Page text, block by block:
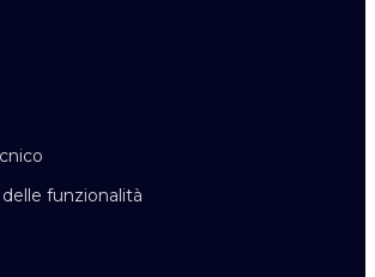
funzionalità